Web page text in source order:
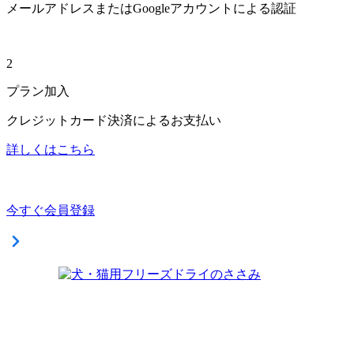
メールアドレスまたはGoogleアカウントによる認証
2
プラン加入
クレジットカード決済によるお支払い
詳しくはこちら
今すぐ会員登録